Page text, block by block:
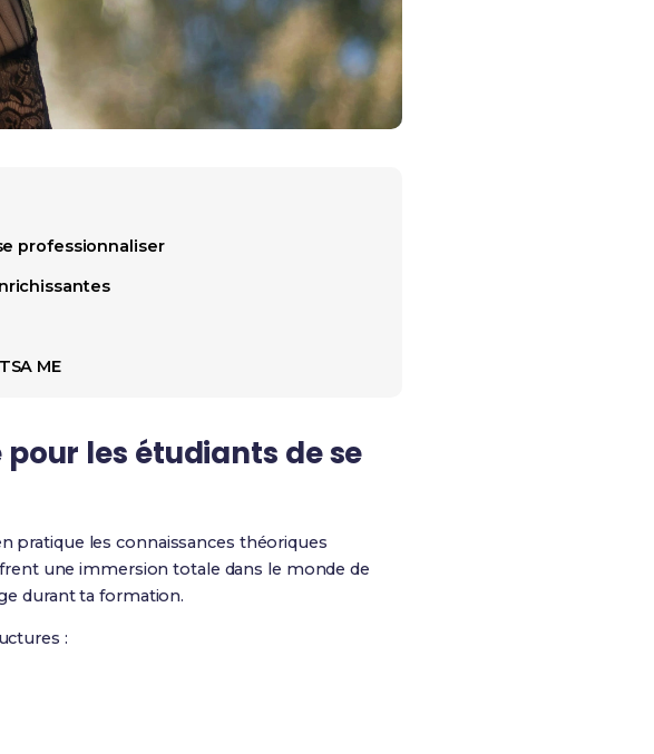
professionnaliser
ME
pour les étudiants de se
les connaissances théoriques
une immersion totale dans le monde de
durant ta formation.
: